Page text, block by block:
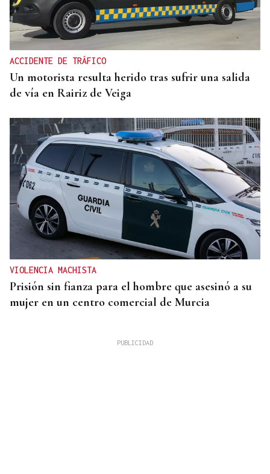
ACCIDENTE DE TRÁFICO
Un motorista resulta herido tras sufrir una salida
de vía en Rairiz de Veiga
VIOLENCIA MACHISTA
Prisión sin fianza para el hombre que asesinó a su
mujer en un centro comercial de Murcia